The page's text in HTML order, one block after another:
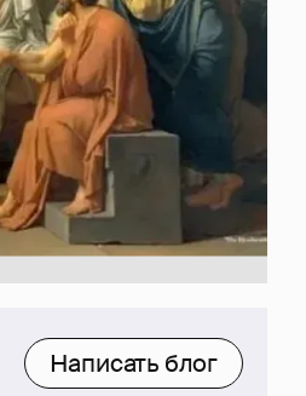
Написать блог